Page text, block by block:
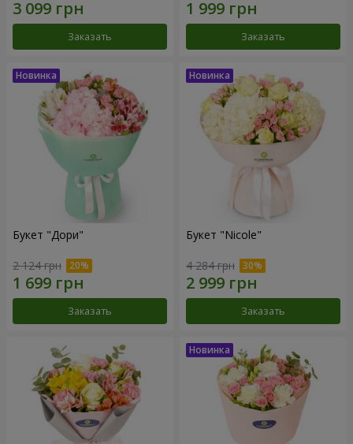
Заказать Заказать
Букет "Дори"
2 124 грн
Заказать
Букет "Nicole"
4 284 грн
Заказать